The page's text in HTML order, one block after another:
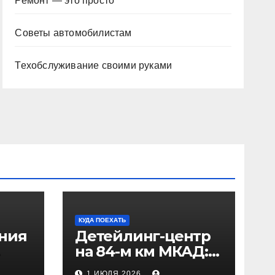
Советы автомобилистам
Техобслуживание своими руками
КУДА ПОЕХАТЬ
Детейлинг-центр
на 84-м км МКАД:
адрес и проезд